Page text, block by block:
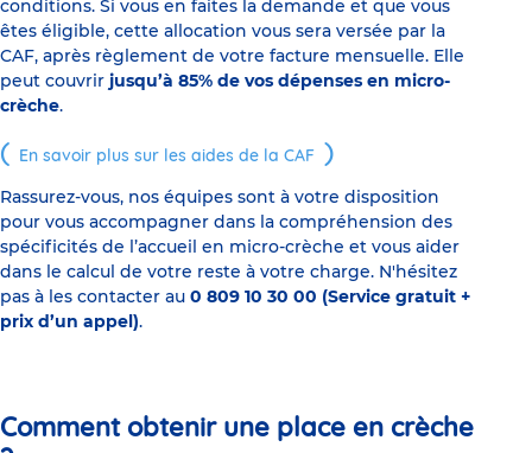
conditions. Si vous en faites la demande et que vous
êtes éligible, cette allocation vous sera versée par la
CAF, après règlement de votre facture mensuelle. Elle
peut couvrir jusqu’à 85% de vos dépenses en micro-
crèche.
En savoir plus sur les aides de la CAF
Rassurez-vous, nos équipes sont à votre disposition
pour vous accompagner dans la compréhension des
spécificités de l’accueil en micro-crèche et vous aider
dans le calcul de votre reste à votre charge. N'hésitez
pas à les contacter au 0 809 10 30 00 (Service gratuit +
prix d’un appel).
Comment obtenir une place en crèche